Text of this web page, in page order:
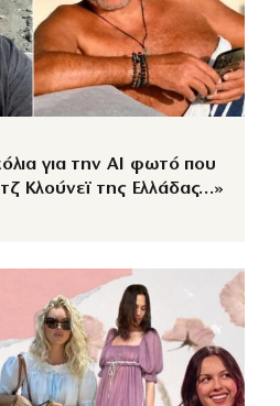
για την ΑΙ φωτό που
Κλούνεϊ της Ελλάδας…»